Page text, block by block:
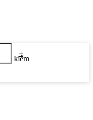
Tìm kiếm
+